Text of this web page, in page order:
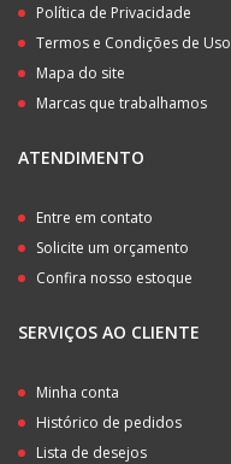
Política de Privacidade
Termos e Condições de Uso
Mapa do site
Marcas que trabalhamos
ATENDIMENTO
Entre em contato
Solicite um orçamento
Confira nosso estoque
SERVIÇOS AO CLIENTE
Minha conta
Histórico de pedidos
Lista de desejos